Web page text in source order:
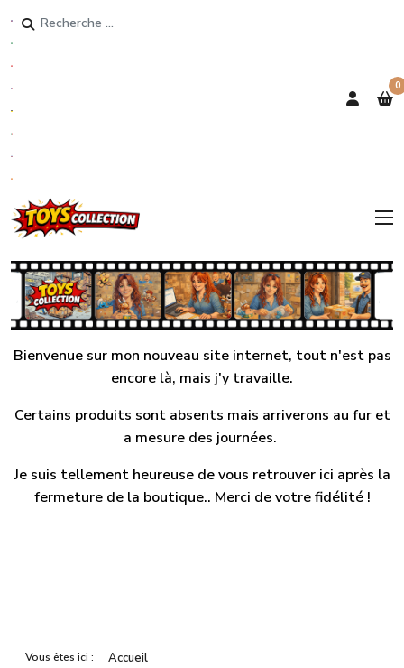
Rechercher
0
Bienvenue sur mon nouveau site internet, tout n'est pas
encore là, mais j'y travaille.
Certains produits sont absents mais arriverons au fur et
a mesure des journées.
Je suis tellement heureuse de vous retrouver ici après la
fermeture de la boutique.. Merci de votre fidélité !
Vous êtes ici : Accueil